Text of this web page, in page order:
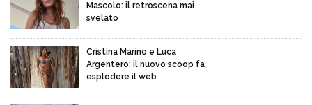
Mascolo: il retroscena mai
svelato
Cristina Marino e Luca
Argentero: il nuovo scoop fa
esplodere il web